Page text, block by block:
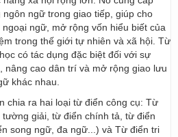
ngữ trong giao tiếp, giúp cho
ngữ, mở rộng vốn hiểu biết của
trong thế giới tự nhiên và xã hội. Từ
có tác dụng đặc biệt đối với sự
nâng cao dân trí và mở rộng giao lưu
khác nhau.
chia ra hai loại từ điển công cụ: Từ
giải, từ điển chính tả, từ điển
song ngữ, đa ngữ...) và Từ điển tri